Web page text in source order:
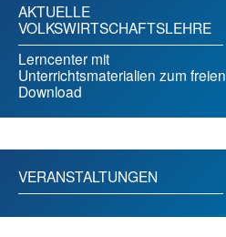
AKTUELLE
VOLKSWIRTSCHAFTSLEHRE
Lerncenter mit
Unterrichtsmaterialien zum freien
Download
VERANSTALTUNGEN